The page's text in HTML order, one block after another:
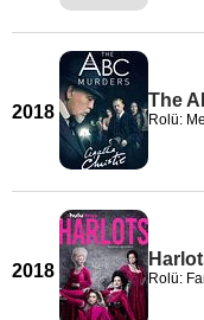
2018
The
Rolü:
2018 Rolü: